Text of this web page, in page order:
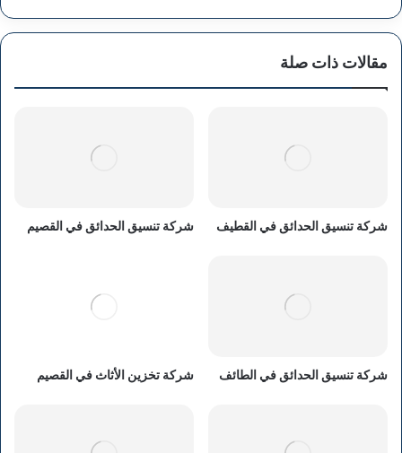
مقالات ذات صلة
شركة تنسيق الحدائق في القطيف شركة تنسيق الحدائق في القصيم
شركة تنسيق الحدائق في الطائف شركة تخزين الأثاث في القصيم